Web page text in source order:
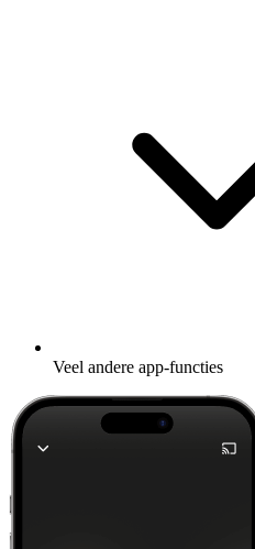
Veel andere app-functies